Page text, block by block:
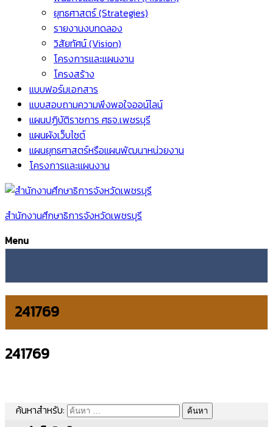
ยุทธศาสตร์ (Strategies)
รายงานงบทดลอง
วิสัยทัศน์ (Vision)
โครงการและแผนงาน
โครงสร้าง
แบบฟอร์มเอกสาร
แบบสอบถามความพึงพอใจออน์ไลน์
แผนปฏิบัติราชการ ศธจ.เพชรบุรี
แผนผังเว็บไซต์
แผนยุทธศาสตร์หรือแผนพัฒนาหน่วยงาน
โครงการและแผนงาน
สำนักงานศึกษาธิการจังหวัดเพชรบุรี
Menu
241769
241769
ค้นหาสำหรับ: